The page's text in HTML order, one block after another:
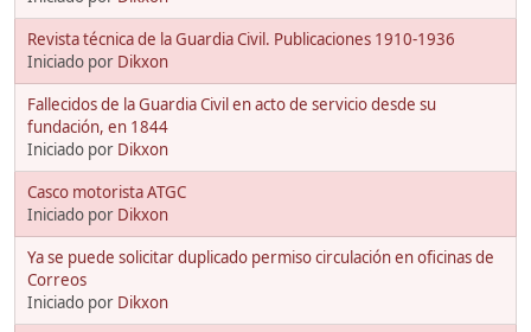
Revista técnica de la Guardia Civil. Publicaciones 1910-1936
Iniciado por Dikxon
Fallecidos de la Guardia Civil en acto de servicio desde su
fundación, en 1844
Iniciado por Dikxon
Casco motorista ATGC
Iniciado por Dikxon
Ya se puede solicitar duplicado permiso circulación en oficinas de
Correos
Iniciado por Dikxon